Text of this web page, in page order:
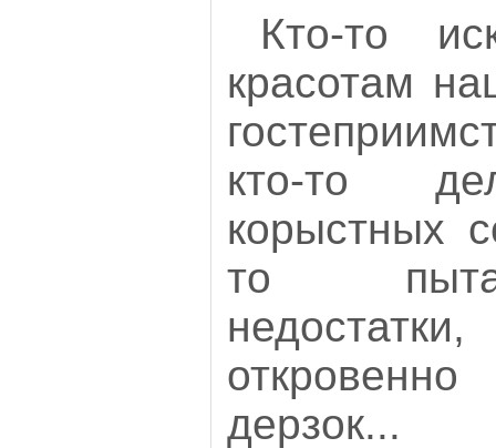
Кто-то
красотам
кто-то
корыстных
то
дерзок...